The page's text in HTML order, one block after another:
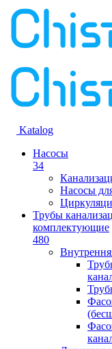
Katalog
Насосы
34
Насосы
Трубы
комплектующие
480